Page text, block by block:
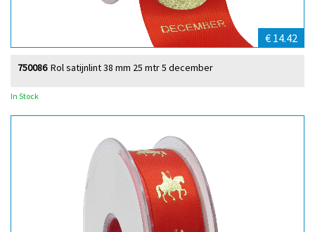
€ 14.42
Rol satijnlint 38 mm 25 mtr 5 december
750086
In Stock